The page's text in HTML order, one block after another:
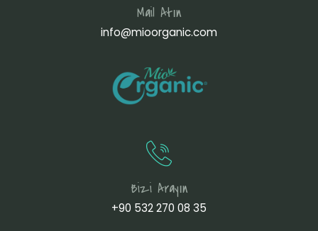
Mail Atın
info@mioorganic.com
Bizi Arayın
+90 532 270 08 35